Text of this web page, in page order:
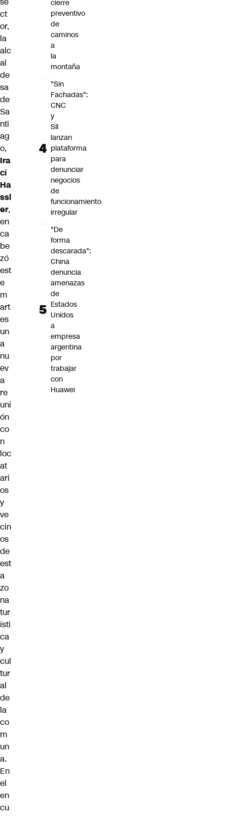
ct
or,
la
alc
al
de
sa
de
Sa
nti
ag
o,
Ira
cí
Ha
ssl
er,
en
ca
be
zó
est
e
m
art
es
un
a
nu
ev
a
re
uni
ón
co
n
loc
at
ari
os
y
ve
cin
os
de
est
a
zo
na
tur
ísti
ca
y
cul
tur
al
de
la
co
m
un
a.
En
el
en
cu
cierre
preventivo
de
caminos
a
la
montaña
"Sin
Fachadas":
CNC
y
SII
lanzan
plataforma
para
denunciar
negocios
de
funcionamiento
irregular
"De
forma
descarada":
China
denuncia
amenazas
de
Estados
Unidos
a
empresa
argentina
por
trabajar
con
Huawei